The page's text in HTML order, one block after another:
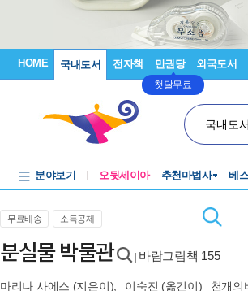
HOME 국내도서 전자책 만권당
첫달무료
외국도서
국내도
분야보기 오뒷세이아 추천마법사 베
무료배송 소득공제
분실물 박물관 바람그림책 155
마리나 사에스 (지은이), 이숙진 (옮긴이) 천개의